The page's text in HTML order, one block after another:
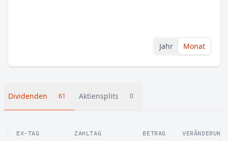
Jahr Monat
Dividenden 61 Aktiensplits 0
EX-TAG ZAHLTAG BETRAG VERÄNDERUNG